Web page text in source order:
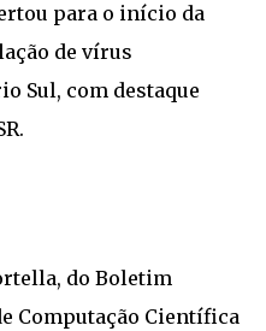
para o início da
de vírus
Sul, com destaque
do Boletim
Computação Científica